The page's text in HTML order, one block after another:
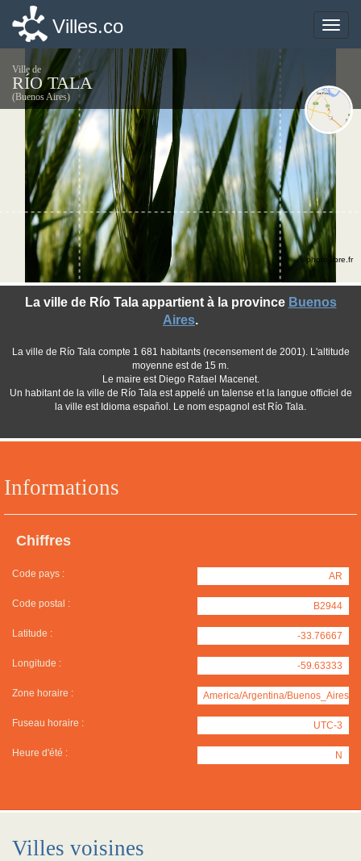
Toggle
Villes.co
Ville de
RÍO TALA
(Buenos Aires)
Informations
Chiffres
Code pays : AR
Code postal : B2944
Latitude : -33.76667
Longitude : -59.63333
Zone horaire : America/Argentina/Buenos_Aires
Fuseau horaire : UTC-3
Heure d'été : N
La ville de Río Tala appartient à la province Buenos
Aires.
La ville de Río Tala compte 1 681 habitants (recensement de 2001). L'altitude
moyenne est de 15 m.
Le maire est Diego Rafael Macenet.
Un habitant de la ville de Río Tala est appelé un talense et la langue officiel de
la ville est Idioma español. Le nom espagnol est Río Tala.
©photo-libre.fr
Villes voisines
Toggle
Villes.co